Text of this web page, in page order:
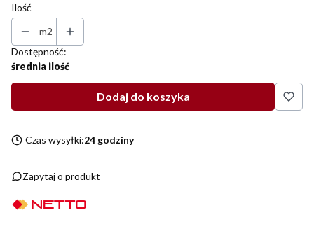
Ilość
m2
Dostępność:
średnia ilość
Dodaj do koszyka
Czas wysyłki:24 godziny
Zapytaj o produkt